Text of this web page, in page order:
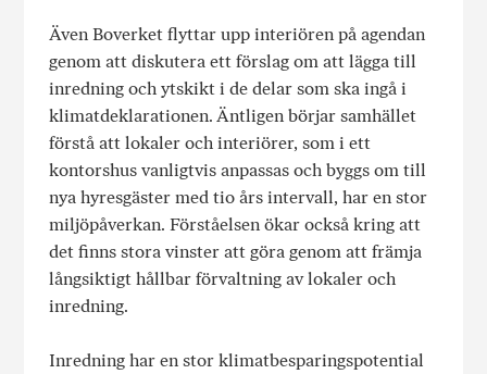
Även Boverket flyttar upp interiören på agendan
genom att diskutera ett förslag om att lägga till
inredning och ytskikt i de delar som ska ingå i
klimatdeklarationen. Äntligen börjar samhället
förstå att lokaler och interiörer, som i ett
kontorshus vanligtvis anpassas och byggs om till
nya hyresgäster med tio års intervall, har en stor
miljöpåverkan. Förståelsen ökar också kring att
det finns stora vinster att göra genom att främja
långsiktigt hållbar förvaltning av lokaler och
inredning.
Inredning har en stor klimatbesparingspotential